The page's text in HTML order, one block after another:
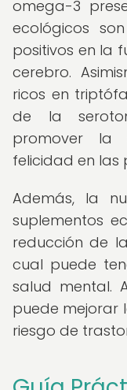
omega-3
ecológicos
positivos en la
cerebro.
ricos en
de la
promover la
felicidad en las
Además, la
suplementos
reducción de
cual puede
salud mental.
puede mejorar
riesgo de